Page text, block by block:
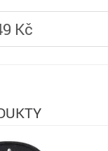
Kč